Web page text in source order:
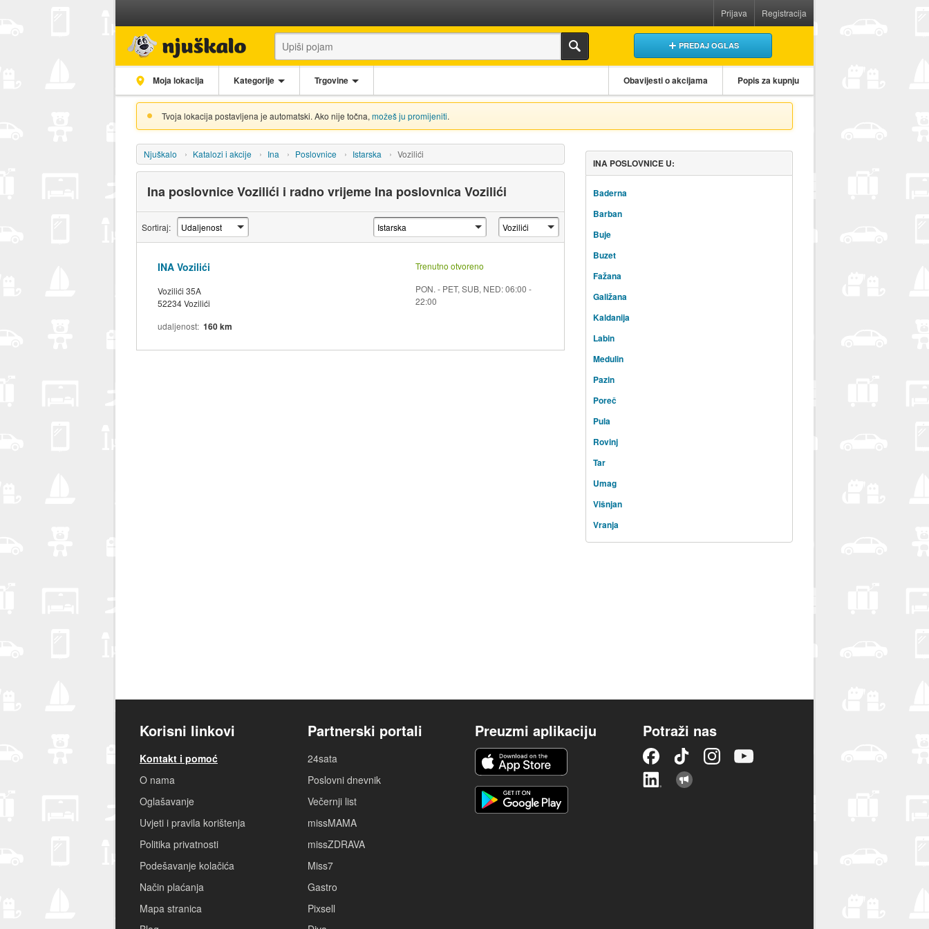
Prijava Registracija
PREDAJ OGLAS
Moja lokacija Kategorije Trgovine Obavijesti o akcijama Popis za kupnju
Tvoja lokacija postavljena je automatski. Ako nije točna, možeš ju promijeniti.
Njuškalo Katalozi i akcije Ina Poslovnice Istarska Vozilići
Ina poslovnice Vozilići i radno vrijeme Ina poslovnica Vozilići
Sortiraj:
INA Vozilići
Vozilići 35A
52234 Vozilići
Trenutno otvoreno
PON. - PET, SUB, NED: 06:00 -
22:00
udaljenost 160 km
INA POSLOVNICE U:
Baderna
Barban
Buje
Buzet
Fažana
Galižana
Kaldanija
Labin
Medulin
Pazin
Poreč
Pula
Rovinj
Tar
Umag
Višnjan
Vranja
Korisni linkovi
Kontakt i pomoć
O nama
Oglašavanje
Uvjeti i pravila korištenja
Politika privatnosti
Podešavanje kolačića
Način plaćanja
Mapa stranica
Partnerski portali
24sata
Poslovni dnevnik
Večernji list
missMAMA
missZDRAVA
Miss7
Gastro
Pixsell
Preuzmi aplikaciju Potraži nas